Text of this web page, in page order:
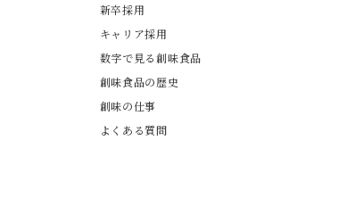
新卒採用
キャリア採用
数字で見る創味食品
創味食品の歴史
創味の仕事
よくある質問